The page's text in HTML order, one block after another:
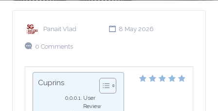
Panait Vlad 8 May 2026
0 Comments
Cuprins
User
Review